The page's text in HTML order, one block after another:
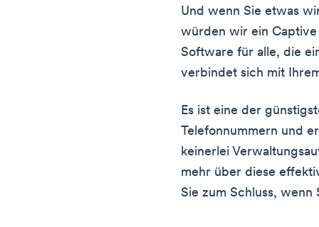
Und wenn Sie etwas
würden wir ein
Software für alle, die
verbindet sich mit
Es ist eine der
Telefonnummern und
keinerlei
mehr über diese
Sie zum Schluss,